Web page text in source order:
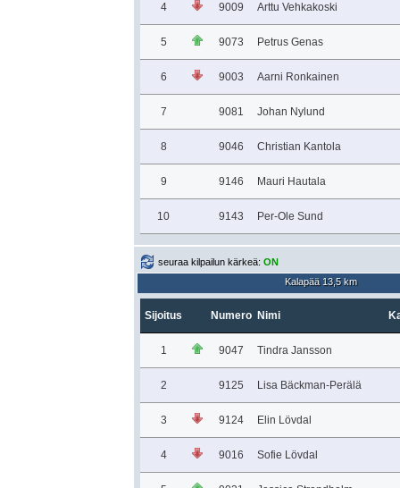
4 9009 Arttu Vehkakoski
5 9073 Petrus Genas
6 9003 Aarni Ronkainen
7 9081 Johan Nylund
8 9046 Christian Kantola
9 9146 Mauri Hautala
10 9143 Per-Ole Sund
seuraa kilpailun kärkeä: ON
Kalapää 13,5 km
Sijoitus Numero Nimi
1 9047 Tindra Jansson
2 9125 Lisa Bäckman-Perälä
3 9124 Elin Lövdal
4 9016 Sofie Lövdal